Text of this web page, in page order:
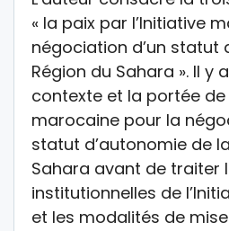
« la paix par l’Initiative
négociation d’un statut
Région du Sahara ». Il y
contexte et la portée de
marocaine pour la
statut d’autonomie de
Sahara avant de traiter
institutionnelles de
et les modalités de